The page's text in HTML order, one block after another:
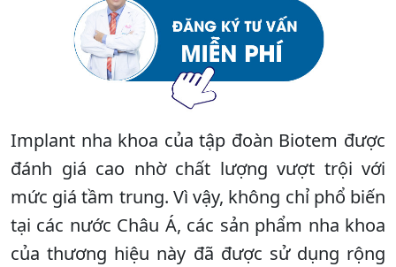
Implant nha khoa của tập đoàn Biotem được
đánh giá cao nhờ chất lượng vượt trội với
mức giá tầm trung. Vì vậy, không chỉ phổ biến
tại các nước Châu Á, các sản phẩm nha khoa
của thương hiệu này đã được sử dụng rộng